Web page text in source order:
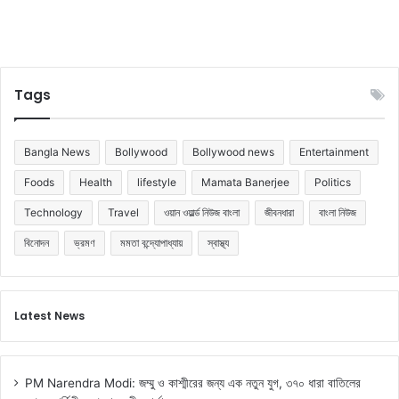
Tags
Bangla News Bollywood Bollywood news Entertainment
Foods Health lifestyle Mamata Banerjee Politics
Technology Travel ওয়ান ওয়ার্ল্ড নিউজ বাংলা জীবনধারা বাংলা নিউজ
বিনোদন ভ্রমণ মমতা বন্দ্যোপাধ্যায় স্বাস্থ্য
Latest News
PM Narendra Modi: জম্মু ও কাশ্মীরের জন্য এক নতুন যুগ, ৩৭০ ধারা বাতিলের